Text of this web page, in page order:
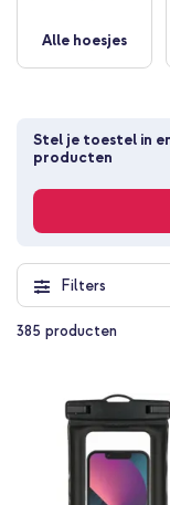
Alle hoesjes
Stel je toestel in
producten
Filters
385 producten